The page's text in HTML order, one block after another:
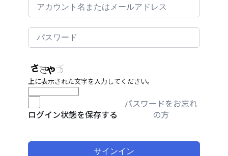
上に表示された文字を入力してください。
ログイン状態を保存する
パスワードをお忘れ
の方
サインイン